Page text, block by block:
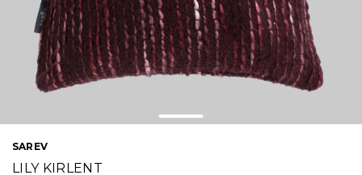
SAREV
LILY KIRLENT